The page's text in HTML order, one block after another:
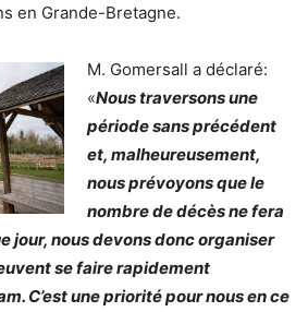
en Grande-Bretagne.
M. Gomersall a déclaré:
«Nous traversons une
période sans précédent
et, malheureusement,
nous prévoyons que le
nombre de décès ne fera
jour, nous devons donc organiser
se faire rapidement
C’est une priorité pour nous en ce